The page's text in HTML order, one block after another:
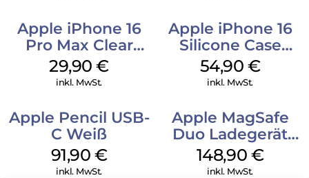
Apple iPhone 16
Pro Max Clear
Case MagSafe
Transparent
29,90€
inkl. MwSt.
Apple iPhone 16
Silicone Case
MagSafe Black
54,90 €
inkl. MwSt.
Apple Pencil USB-
C Weiß
91,90 €
inkl. MwSt.
Apple MagSafe
Duo Ladegerät
Weiß
148,90 €
inkl. MwSt.